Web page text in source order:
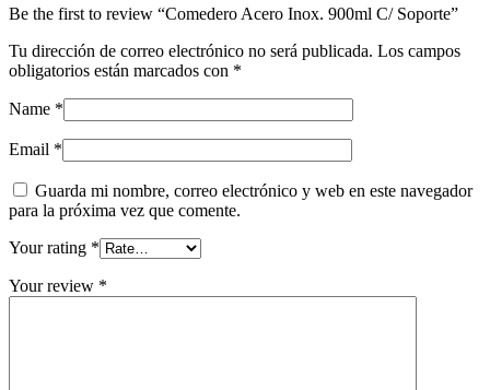
Be the first to review “Comedero Acero Inox. 900ml C/ Soporte”
Tu dirección de correo electrónico no será publicada. Los campos
obligatorios están marcados con *
Name *
Email *
Guarda mi nombre, correo electrónico y web en este navegador
para la próxima vez que comente.
Your rating *
Your review *